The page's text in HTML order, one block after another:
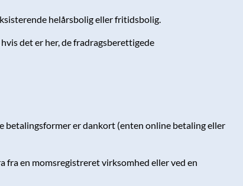
helårsbolig eller fritidsbolig.
det er her, de fradragsberettigede
betalingsformer er dankort (enten online betaling eller
fra en momsregistreret virksomhed eller ved en